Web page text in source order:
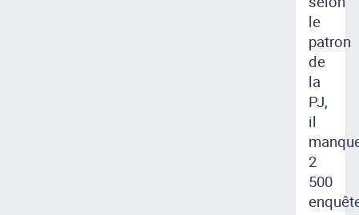
le
patron
de
la
PJ,
il
2
500